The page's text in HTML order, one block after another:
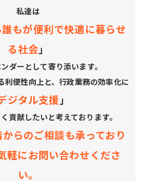
私達は
もが便利で快適に暮らせ
る社会」
ダーとして寄り添います。
利便性向上と、行政業務の効率化に
ジタル支援 」
貢献したいと考えております。
らのご相談も承っており
軽にお問い合わせくださ
い。